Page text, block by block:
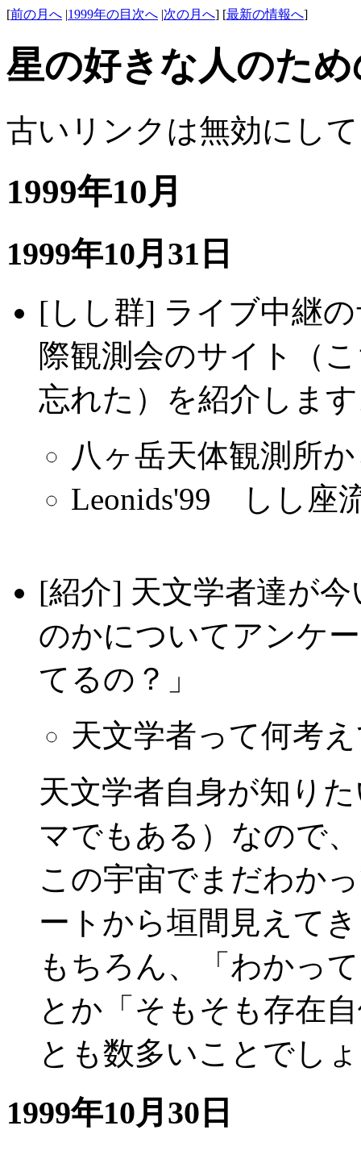
[前の月へ |1999年の目次へ |次の月へ] [最新の情報へ]
星の好きな人のた
古いリンクは無効にし
1999年10月
1999年10月31日
[しし群] ライブ中継
際観測会のサイト（
忘れた）を紹介しま
八ヶ岳天体観測所
Leonids'99 しし座
[紹介] 天文学者達が
のかについてアンケ
てるの？」
天文学者って何考
天文学者自身が知り
マでもある）なので
この宇宙でまだわか
ートから垣間見えて
もちろん、「わかっ
とか「そもそも存在
とも数多いことでし
1999年10月30日